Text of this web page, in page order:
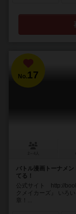
No.17
バトル漫画トーナメ
てる！
公式サイト http://
クメイカーズ』 いろ
章！...